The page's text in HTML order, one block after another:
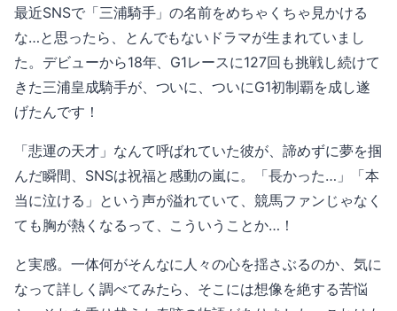
最近SNSで「三浦騎手」の名前をめちゃくちゃ見かける
な…と思ったら、とんでもないドラマが生まれていまし
た。デビューから18年、G1レースに127回も挑戦し続けて
きた三浦皇成騎手が、ついに、ついにG1初制覇を成し遂
げたんです！
「悲運の天才」なんて呼ばれていた彼が、諦めずに夢を掴
んだ瞬間、SNSは祝福と感動の嵐に。「長かった…」「本
当に泣ける」という声が溢れていて、競馬ファンじゃなく
ても胸が熱くなるって、こういうことか…！
と実感。一体何がそんなに人々の心を揺さぶるのか、気に
なって詳しく調べてみたら、そこには想像を絶する苦悩